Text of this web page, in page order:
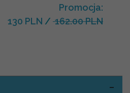
Promocja:
130 PLN / 162.00 PLN